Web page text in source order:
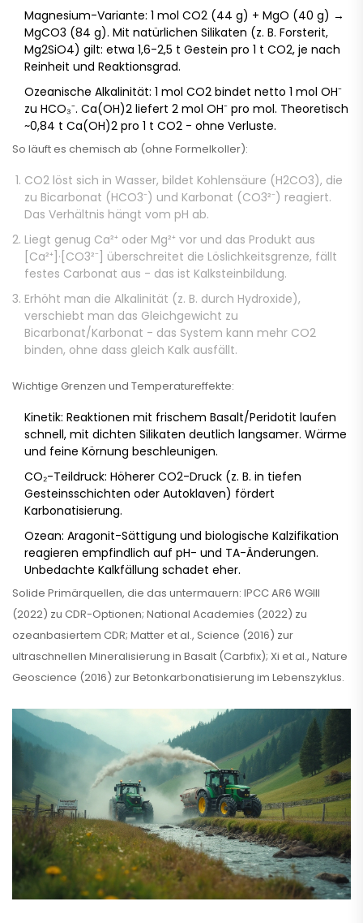
Magnesium-Variante: 1 mol CO2 (44 g) + MgO (40 g) →
MgCO3 (84 g). Mit natürlichen Silikaten (z. B. Forsterit,
Mg2SiO4) gilt: etwa 1,6-2,5 t Gestein pro 1 t CO2, je nach
Reinheit und Reaktionsgrad.
Ozeanische Alkalinität: 1 mol CO2 bindet netto 1 mol OH⁻
zu HCO₃⁻. Ca(OH)2 liefert 2 mol OH⁻ pro mol. Theoretisch
~0,84 t Ca(OH)2 pro 1 t CO2 - ohne Verluste.
So läuft es chemisch ab (ohne Formelkoller):
CO2 löst sich in Wasser, bildet Kohlensäure (H2CO3), die
zu Bicarbonat (HCO3⁻) und Karbonat (CO3²⁻) reagiert.
Das Verhältnis hängt vom pH ab.
Liegt genug Ca²⁺ oder Mg²⁺ vor und das Produkt aus
[Ca²⁺]·[CO3²⁻] überschreitet die Löslichkeitsgrenze, fällt
festes Carbonat aus - das ist Kalksteinbildung.
Erhöht man die Alkalinität (z. B. durch Hydroxide),
verschiebt man das Gleichgewicht zu
Bicarbonat/Karbonat - das System kann mehr CO2
binden, ohne dass gleich Kalk ausfällt.
Wichtige Grenzen und Temperatureffekte:
Kinetik: Reaktionen mit frischem Basalt/Peridotit laufen
schnell, mit dichten Silikaten deutlich langsamer. Wärme
und feine Körnung beschleunigen.
CO₂-Teildruck: Höherer CO2-Druck (z. B. in tiefen
Gesteinsschichten oder Autoklaven) fördert
Karbonatisierung.
Ozean: Aragonit-Sättigung und biologische Kalzifikation
reagieren empfindlich auf pH- und TA-Änderungen.
Unbedachte Kalkfällung schadet eher.
Solide Primärquellen, die das untermauern: IPCC AR6 WGIII
(2022) zu CDR-Optionen; National Academies (2022) zu
ozeanbasiertem CDR; Matter et al., Science (2016) zur
ultraschnellen Mineralisierung in Basalt (Carbfix); Xi et al., Nature
Geoscience (2016) zur Betonkarbonatisierung im Lebenszyklus.